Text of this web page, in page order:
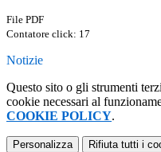
File PDF
Contatore click: 17
Notizie
Questo sito o gli strumenti
cookie necessari al
COOKIE POLICY.
Personalizza Rifiuta tutti i